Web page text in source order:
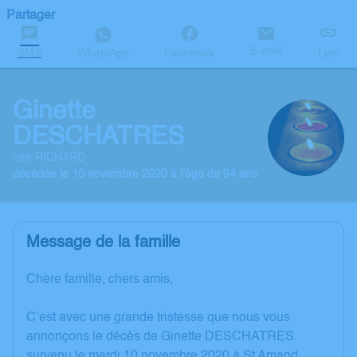
Partager
SMS WhatsApp Facebook E-mail Lien
Ginette
DESCHATRES
née RICHARD
décédée le 10 novembre 2020 à l'âge de 94 ans
Message de la famille
Chère famille, chers amis,
C’est avec une grande tristesse que nous vous
annonçons le décès de Ginette DESCHATRES